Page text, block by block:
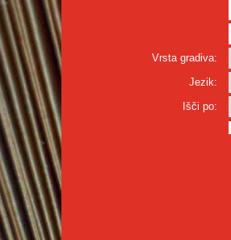
Vrsta gradiva:
Jezik:
Išči po: